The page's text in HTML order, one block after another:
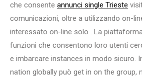
che consente annunci single Trieste
comunicazioni, oltre a utilizzando on-
interessato on-line solo . La
funzioni che consentono loro utenti
e imbarcare instances in modo sicuro.
nation globally può get in on the group,